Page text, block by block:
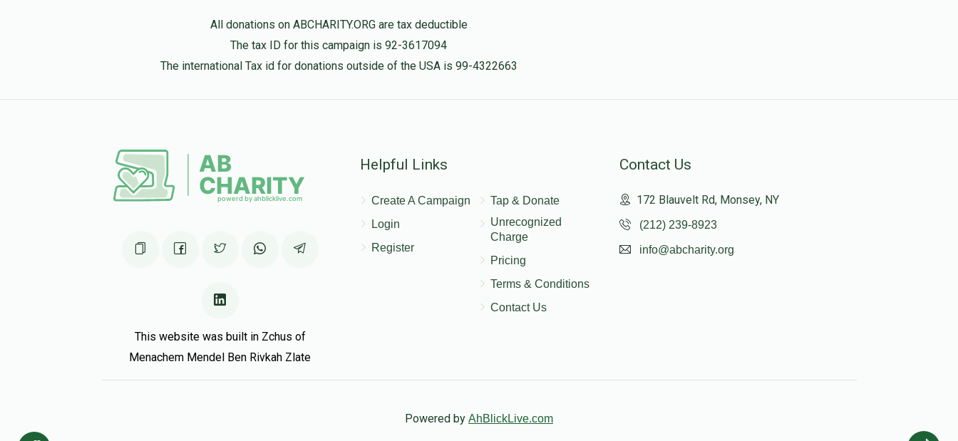
Moshe Avrum Lefkowitzהערשל ראזנער , ברוך יהודה ציננער
3 months ago
All donations on ABCHARITY.ORG are tax deductible
The tax ID for this campaign is 92-3617094
The international Tax id for donations outside of the USA is 99-4322663
This website was built in Zchus of
Menachem Mendel Ben Rivkah Zlate
Helpful Links
Create A Campaign
Login
Register
Tap & Donate
Unrecognized
Charge
Pricing
Terms & Conditions
Contact Us
Contact Us
172 Blauvelt Rd, Monsey, NY
(212) 239-8923
info@abcharity.org
Powered by AhBlickLive.com